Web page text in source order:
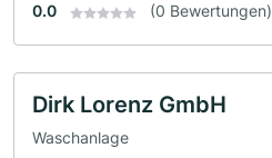
0.0 (0 Bewertungen)
Dirk Lorenz GmbH
Waschanlage